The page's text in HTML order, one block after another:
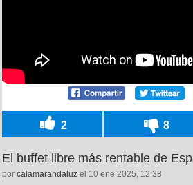
2 8
El buffet libre más rentable de
por calamarandaluz el 10 ene 2025, 12:38